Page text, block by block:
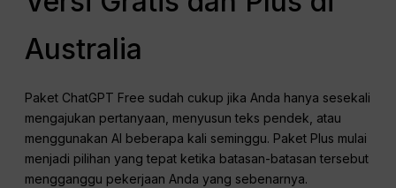
Australia
Paket ChatGPT Free sudah cukup jika Anda hanya sesekali
mengajukan pertanyaan, menyusun teks pendek, atau
menggunakan AI beberapa kali seminggu. Paket Plus mulai
menjadi pilihan yang tepat ketika batasan-batasan tersebut
mengganggu pekerjaan Anda yang sebenarnya.